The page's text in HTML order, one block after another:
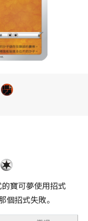
寶可夢使用招式
招式失敗。